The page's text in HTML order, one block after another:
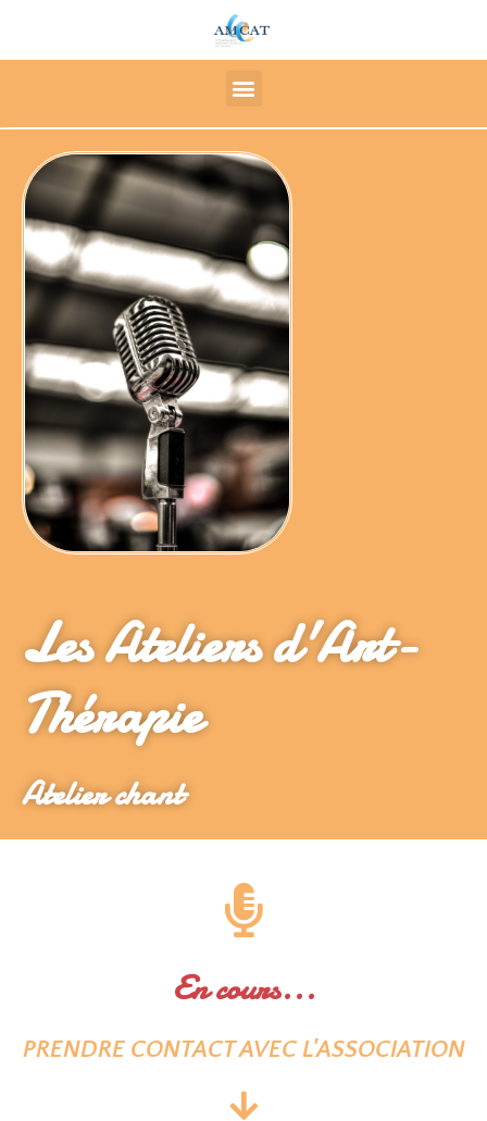
Les Ateliers d'Art-
Thérapie
Atelier chant
En cours...
PRENDRE CONTACT AVEC L'ASSOCIATION